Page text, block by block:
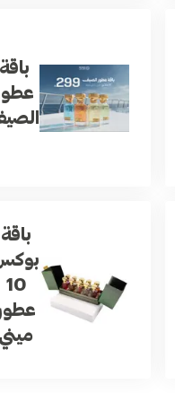
باقة
جميع الأذواق. علبتين من العود الفاخر لإضافة لمسة من الأصالة والرقي.
باقة
10
ميني